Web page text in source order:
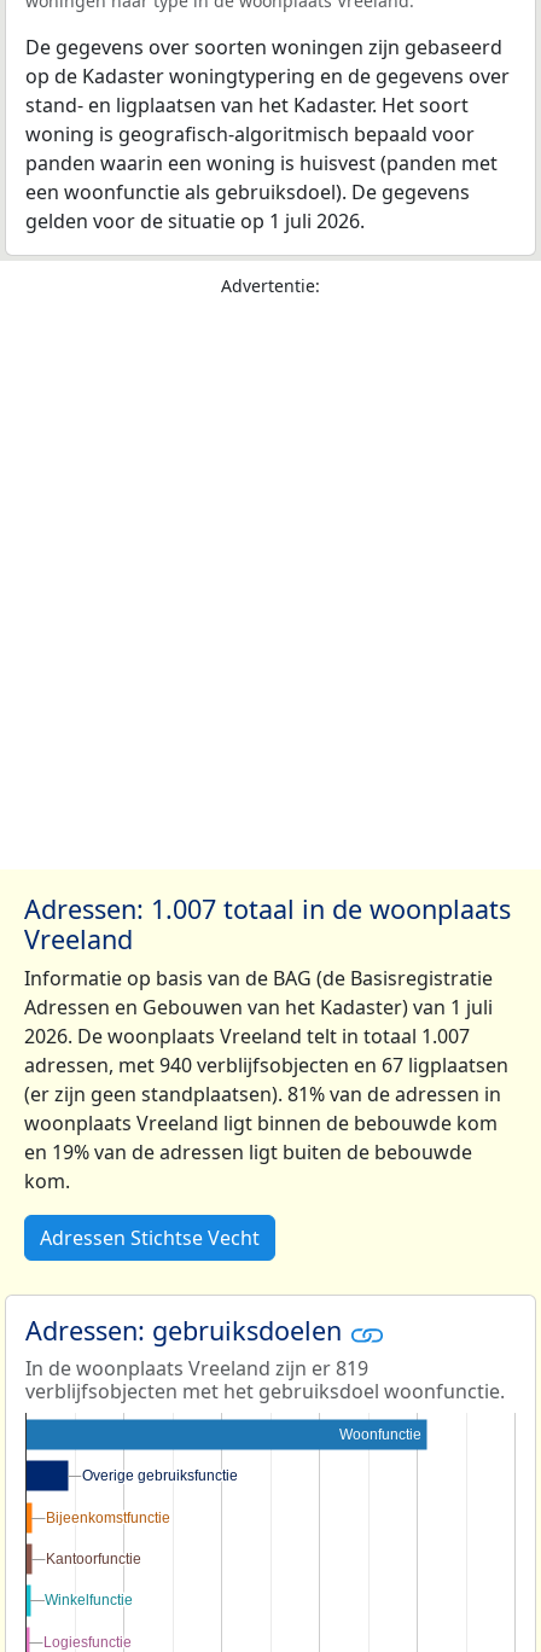
De gegevens over soorten woningen zijn gebaseerd
op de Kadaster woningtypering en de gegevens over
stand- en ligplaatsen van het Kadaster. Het soort
woning is geografisch-algoritmisch bepaald voor
panden waarin een woning is huisvest (panden met
een woonfunctie als gebruiksdoel). De gegevens
gelden voor de situatie op 1 juli 2026.
Advertentie:
Adressen: 1.007 totaal in de woonplaats
Vreeland
Informatie op basis van de BAG (de Basisregistratie
Adressen en Gebouwen van het Kadaster) van 1 juli
2026. De woonplaats Vreeland telt in totaal 1.007
adressen, met 940 verblijfsobjecten en 67 ligplaatsen
(er zijn geen standplaatsen). 81% van de adressen in
woonplaats Vreeland ligt binnen de bebouwde kom
en 19% van de adressen ligt buiten de bebouwde
kom.
Adressen Stichtse Vecht
Adressen: gebruiksdoelen
In de woonplaats Vreeland zijn er 819
verblijfsobjecten met het gebruiksdoel woonfunctie.
Woonfunctie
Overige gebruiksfunctie
Overige gebruiksfunctie
Bijeenkomstfunctie
Bijeenkomstfunctie
Kantoorfunctie
Kantoorfunctie
Winkelfunctie
Winkelfunctie
Logiesfunctie
Logiesfunctie